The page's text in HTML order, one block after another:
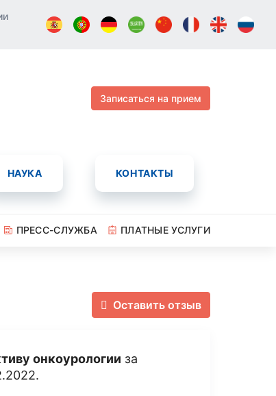
Записаться на прием
НАУКА КОНТАКТЫ
ПРЕСС-СЛУЖБА
ПЛАТНЫЕ УСЛУГИ
Оставить отзыв
онкоурологии за